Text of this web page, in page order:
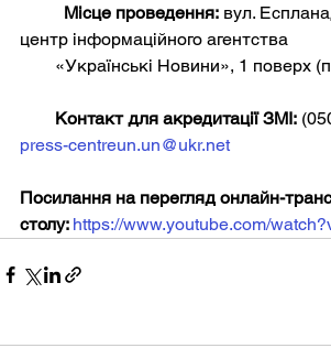
Місце проведення: вул.
центр інформаційного агентства
«Українські Новини», 1 поверх
        Контакт для акредитації ЗМІ:
press-centreun.un@ukr.net
Посилання на перегляд онлайн-
столу: https://www.youtube.com/